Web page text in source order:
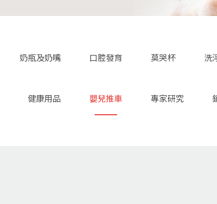
奶瓶及奶嘴 口腔發育 莫哭杯 洗
健康用品 嬰兒推車 專家研究